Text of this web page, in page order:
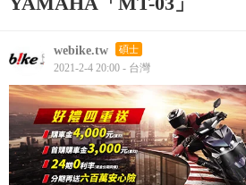
webike.tw 碩士
2021-2-4 20:00 - 台灣